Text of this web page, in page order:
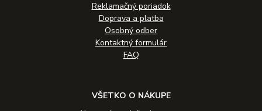
Reklamačný poriadok
Doprava a platba
Osobný odber
Kontaktný formulár
FAQ
VŠETKO O NÁKUPE